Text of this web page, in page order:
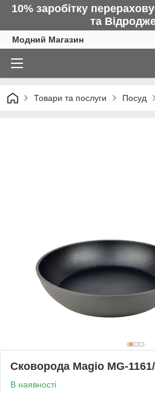
10% заробітку
та
Модний Магазин
Товари та послуги Посуд
Сковорода Magio MG-
В наявності